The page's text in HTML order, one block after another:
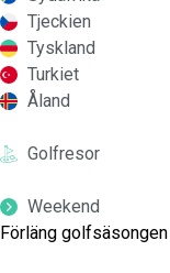
Tjeckien
Tyskland
Turkiet
Åland
Golfresor
Weekend
Förläng